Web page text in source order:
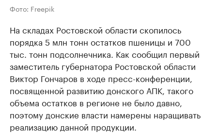
Фото: Freepik
На складах Ростовской области скопилось
порядка 5 млн тонн остатков пшеницы и 700
тыс. тонн подсолнечника. Как сообщил первый
заместитель губернатора Ростовской области
Виктор Гончаров в ходе пресс-конференции,
посвященной развитию донского АПК, такого
объема остатков в регионе не было давно,
поэтому донские власти намерены наращивать
реализацию данной продукции.